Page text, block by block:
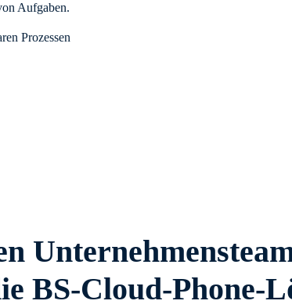
Aufgaben.
Prozessen
BS-Cloud-Phone-